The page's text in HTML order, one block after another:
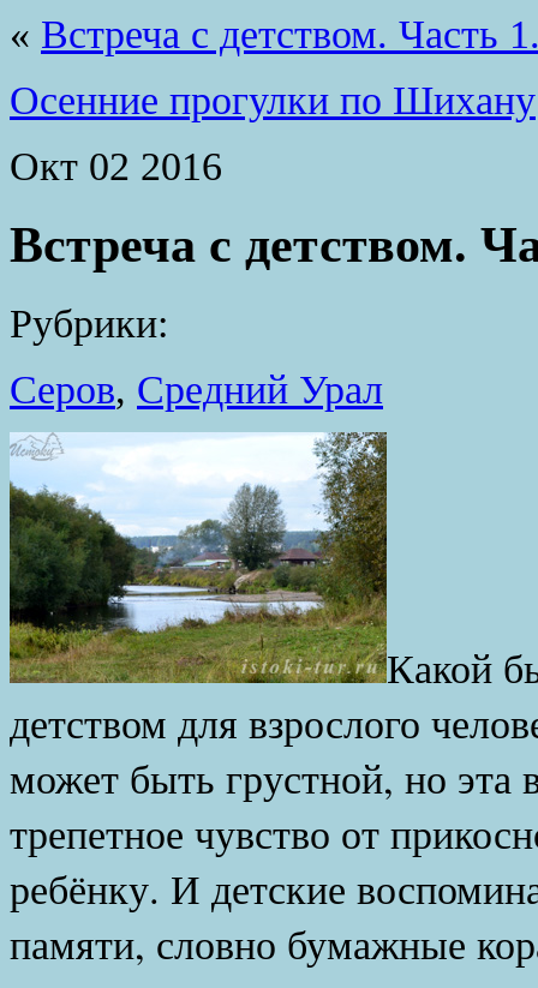
« Встреча с детством. Часть
Осенние прогулки по Шихану
Окт 02 2016
Встреча с детством.
Рубрики:
Серов, Средний Урал
Какой
детством для взрослого
может быть грустной, но эта
трепетное чувство от
ребёнку. И детские
памяти, словно бумажные